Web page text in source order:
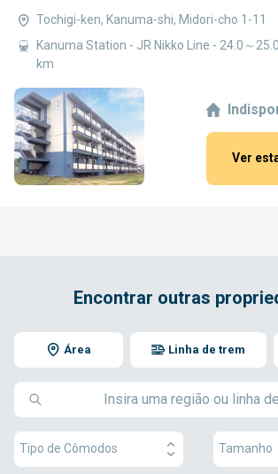
Tochigi-ken, Kanuma-shi, Midori-cho 1-11
Kanuma Station - JR Nikko Line - 24.0～
km
Ver
Encontrar outras
Área Linha de trem
Tipo de Cômodos Tamanho